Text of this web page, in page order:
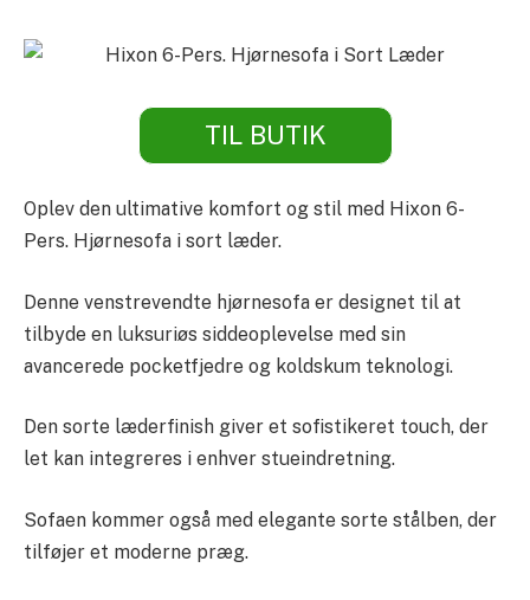
TIL BUTIK
Oplev den ultimative komfort og stil med Hixon 6-
Pers. Hjørnesofa i sort læder.
Denne venstrevendte hjørnesofa er designet til at
tilbyde en luksuriøs siddeoplevelse med sin
avancerede pocketfjedre og koldskum teknologi.
Den sorte læderfinish giver et sofistikeret touch, der
let kan integreres i enhver stueindretning.
Sofaen kommer også med elegante sorte stålben, der
tilføjer et moderne præg.